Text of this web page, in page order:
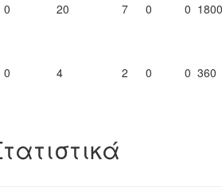
0 20 7 0 0 1800
0 4 2 0 0 360